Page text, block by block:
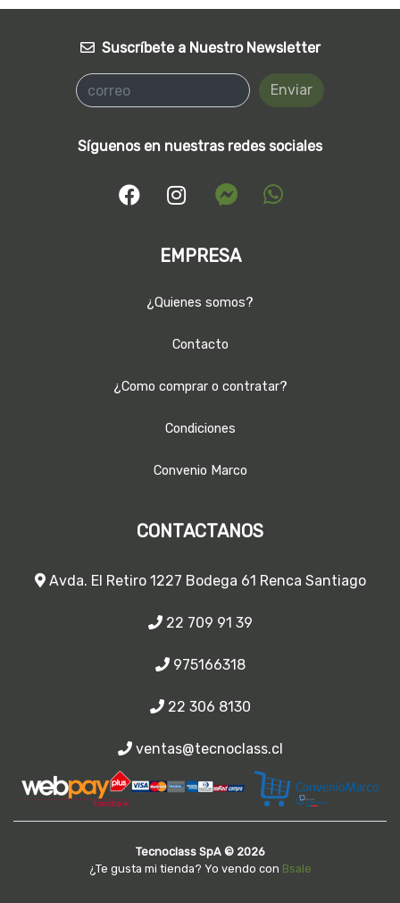
Suscríbete a Nuestro Newsletter
Enviar
Síguenos en nuestras redes sociales
EMPRESA
¿Quienes somos?
Contacto
¿Como comprar o contratar?
Condiciones
Convenio Marco
CONTACTANOS
Avda. El Retiro 1227 Bodega 61 Renca Santiago
22 709 91 39
975166318
22 306 8130
ventas@tecnoclass.cl
Tecnoclass SpA © 2026
¿Te gusta mi tienda? Yo vendo con Bsale